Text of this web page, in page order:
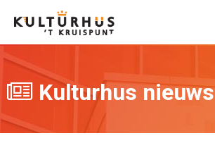
Kulturhus nieuws